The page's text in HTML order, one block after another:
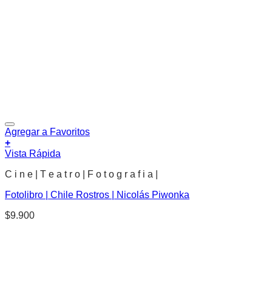
Agregar a Favoritos
+
Vista Rápida
C i n e | T e a t r o | F o t o g r a f i a |
Fotolibro | Chile Rostros | Nicolás Piwonka
$9.900